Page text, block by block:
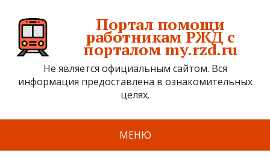
Портал помощи
работникам РЖД с
порталом my.rzd.ru
Не является официальным сайтом. Вся
информация предоставлена в ознакомительных
целях.
МЕНЮ